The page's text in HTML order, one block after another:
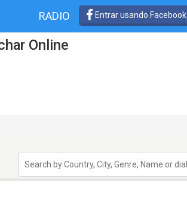
RADIO Entrar usando Facebook
Online